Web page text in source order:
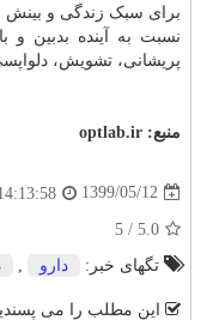
برای سبک زندگی و بینش
نسبت به آینده بدبین و
پریشانی، تشویش،
منبع: optlab.ir
1399/05/12
5.0
/
5
تگهای خبر:
دارو
این مطلب را می